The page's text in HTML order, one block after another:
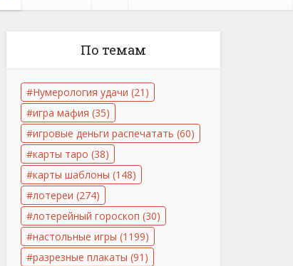
По темам
Нумерология удачи (21)
игра мафия (35)
игровые деньги распечатать (60)
карты таро (38)
карты шаблоны (148)
лотереи (274)
лотерейный гороскоп (30)
настольные игры (1199)
разрезные плакаты (91)